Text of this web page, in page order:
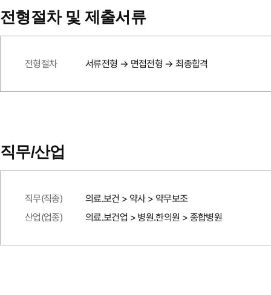
전형절차 및 제출서류
전형절차 서류전형 → 면접전형 → 최종합격
직무/산업
직무(직종)
의료.보건 > 약사 > 약무보조
산업(업종)
의료.보건업 > 병원.한의원 > 종합병원